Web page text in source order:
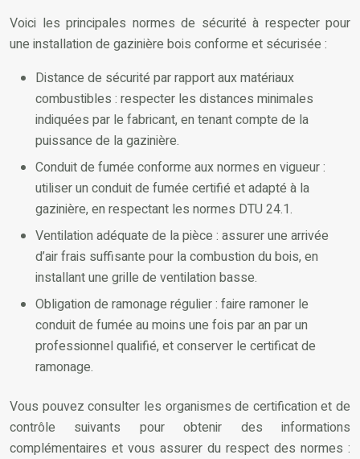
Voici les principales normes de sécurité à respecter pour
une installation de gazinière bois conforme et sécurisée :
Distance de sécurité par rapport aux matériaux
combustibles : respecter les distances minimales
indiquées par le fabricant, en tenant compte de la
puissance de la gazinière.
Conduit de fumée conforme aux normes en vigueur :
utiliser un conduit de fumée certifié et adapté à la
gazinière, en respectant les normes DTU 24.1.
Ventilation adéquate de la pièce : assurer une arrivée
d’air frais suffisante pour la combustion du bois, en
installant une grille de ventilation basse.
Obligation de ramonage régulier : faire ramoner le
conduit de fumée au moins une fois par an par un
professionnel qualifié, et conserver le certificat de
ramonage.
Vous pouvez consulter les organismes de certification et de
contrôle suivants pour obtenir des informations
complémentaires et vous assurer du respect des normes :